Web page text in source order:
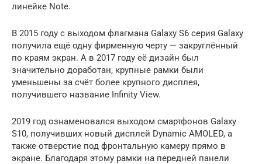
линейке Note.
В 2015 году с выходом флагмана Galaxy S6 серия Galaxy
получила ещё одну фирменную черту — закруглённый
по краям экран. А в 2017 году её дизайн был
значительно доработан, крупные рамки были
уменьшены за счёт более крупного дисплея,
получившего название Infinity View.
2019 год ознаменовался выходом смартфонов Galaxy
S10, получивших новый дисплей Dynamic AMOLED, а
также отверстие под фронтальную камеру прямо в
экране. Благодаря этому рамки на передней панели